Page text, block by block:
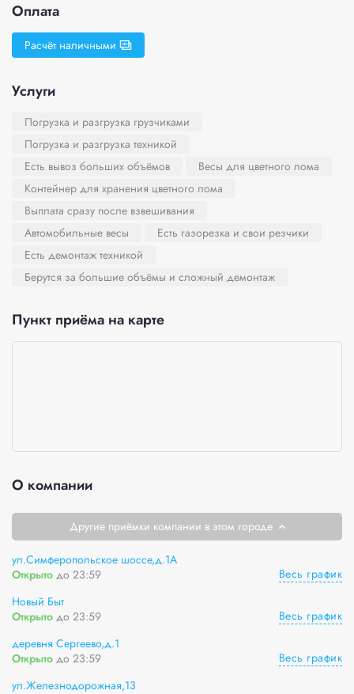
Оплата
Расчёт наличными
Услуги
Погрузка и разгрузка грузчиками
Погрузка и разгрузка техникой
Есть вывоз больших объёмов
Весы для цветного лома
Контейнер для хранения цветного лома
Выплата сразу после взвешивания
Автомобильные весы
Есть газорезка и свои резчики
Есть демонтаж техникой
Берутся за большие объёмы и сложный демонтаж
Пункт приёма на карте
О компании
Другие приёмки компании в этом городе
ул.Симферопольское шоссе,д.1А
Открыто до 23:59
Весь график
Новый Быт
Открыто до 23:59
Весь график
деревня Сергеево,д.1
Открыто до 23:59
Весь график
ул.Железнодорожная,13